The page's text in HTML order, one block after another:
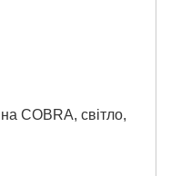
COBRA, світло,